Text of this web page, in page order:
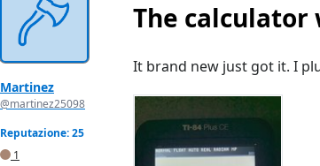
Martinez
@martinez25098
Reputazione: 25
1
The calculator
It brand new just got it. I